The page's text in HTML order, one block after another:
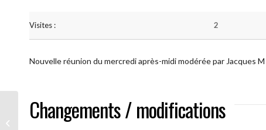
Visites : 2
Nouvelle réunion du mercredi après-midi modérée par Jacques M
Changements / modifications
AA Plus oultre (Mercredi)